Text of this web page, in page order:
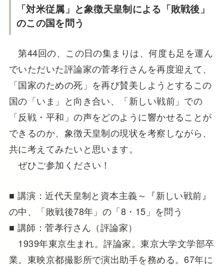
「対米従属」と象徴天皇制による「敗戦後」
のこの国を問う
第44回の、この日の集まりは、何度も足を運ん
でいただいた評論家の菅孝行さんを再度迎えて、
「国家のための死」を再び賛美しようとするこの
国の「いま」と向き合い、「新しい戦前」での
「反戦・平和」の声をどのように響かせることが
できるのか、象徴天皇制の現状を考察しながら、
共に考えてみたいと思います。
ぜひご参加ください！
■ 講演：近代天皇制と資本主義～『新しい戦前』
の中、「敗戦後78年」の「8・15」を問う
■ 講師：菅孝行さん（評論家）
1939年東京生まれ。評論家。東京大学文学部卒
業。東映京都撮影所で演出助手を務める。67年に